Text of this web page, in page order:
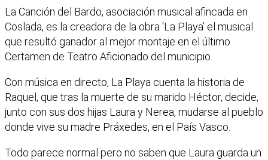
La Canción del Bardo, asociación musical afincada en
Coslada, es la creadora de la obra ‘La Playa’ el musical
que resultó ganador al mejor montaje en el último
Certamen de Teatro Aficionado del municipio.
Con música en directo, La Playa cuenta la historia de
Raquel, que tras la muerte de su marido Héctor, decide,
junto con sus dos hijas Laura y Nerea, mudarse al pueblo
donde vive su madre Práxedes, en el País Vasco.
Todo parece normal pero no saben que Laura guarda un